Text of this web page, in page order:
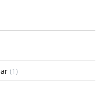
(1)